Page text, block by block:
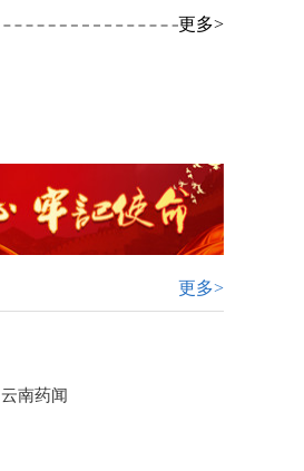
更多>
更多>
云南药闻